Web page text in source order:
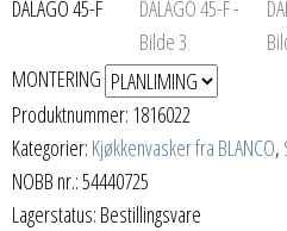
MONTERING
Produktnummer: 1816022
Kategorier: Kjøkkenvasker fra BLANCO,
NOBB nr.: 54440725
Lagerstatus: Bestillingsvare